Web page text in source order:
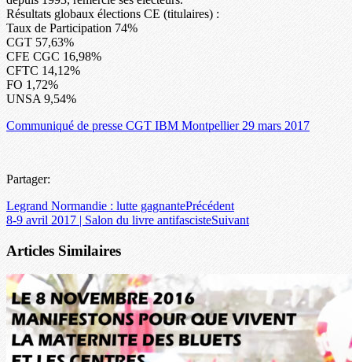
Résultats globaux élections CE (titulaires) :
Taux de Participation 74%
CGT 57,63%
CFE CGC 16,98%
CFTC 14,12%
FO 1,72%
UNSA 9,54%
Communiqué de presse CGT IBM Montpellier 29 mars 2017
Partager:
Legrand Normandie : lutte gagnantePrécédent
8-9 avril 2017 | Salon du livre antifascisteSuivant
Articles Similaires